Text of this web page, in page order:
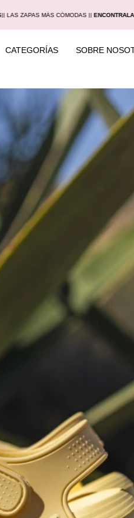
|| LAS ZAPAS MÁS CÓMODAS ||
CATEGORÍAS SOBRE